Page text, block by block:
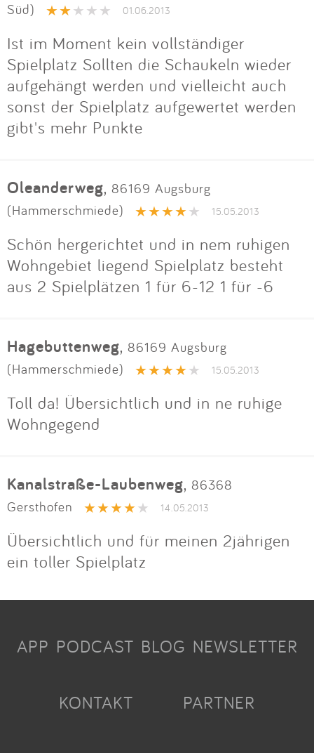
Süd)
01.06.2013
Ist im Moment kein vollständiger
Spielplatz Sollten die Schaukeln wieder
aufgehängt werden und vielleicht auch
sonst der Spielplatz aufgewertet werden
gibt's mehr Punkte
Oleanderweg, 86169 Augsburg
(Hammerschmiede)
15.05.2013
Schön hergerichtet und in nem ruhigen
Wohngebiet liegend Spielplatz besteht
aus 2 Spielplätzen 1 für 6-12 1 für -6
Hagebuttenweg, 86169 Augsburg
(Hammerschmiede)
15.05.2013
Toll da! Übersichtlich und in ne ruhige
Wohngegend
Kanalstraße-Laubenweg, 86368
Gersthofen
14.05.2013
Übersichtlich und für meinen 2jährigen
ein toller Spielplatz
APP PODCAST BLOG NEWSLETTER
KONTAKT PARTNER